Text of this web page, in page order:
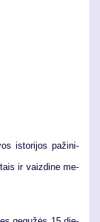
is­to­ri­jos pa­ži­ni­
ir vaiz­di­ne me­